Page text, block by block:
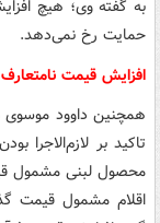
به گفته وی؛ هیچ
حمایت رخ نمی‌دهد.
افزایش قیمت نامتعارف
همچنین داوود موسوی
تاکید بر
محصول لبنی مشمول
اقلام مشمول قیمت